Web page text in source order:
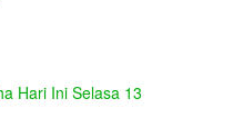
Hari Ini Selasa 13